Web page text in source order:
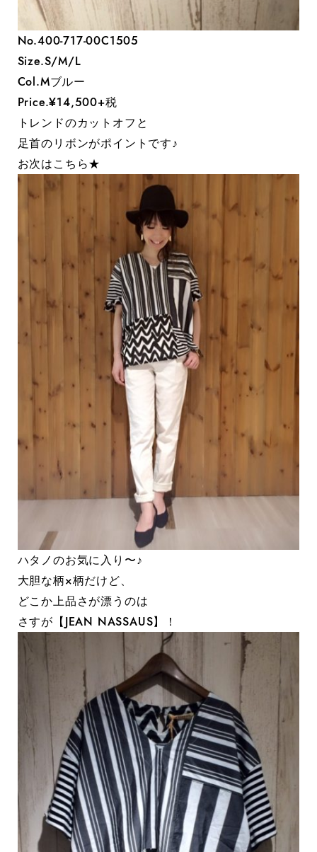
No.400-717-00C1505
Size.S/M/L
Col.Mブルー
Price.¥14,500+税
トレンドのカットオフと
足首のリボンがポイントです♪
お次はこちら★
ハタノのお気に入り〜♪
大胆な柄×柄だけど、
どこか上品さが漂うのは
さすが【JEAN NASSAUS】！